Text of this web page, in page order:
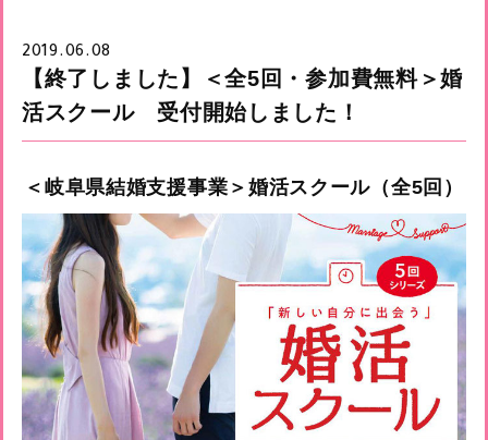
2019.06.08
【終了しました】＜全5回・参加費無料＞婚
活スクール 受付開始しました！
＜岐阜県結婚支援事業＞婚活スクール（全5回）